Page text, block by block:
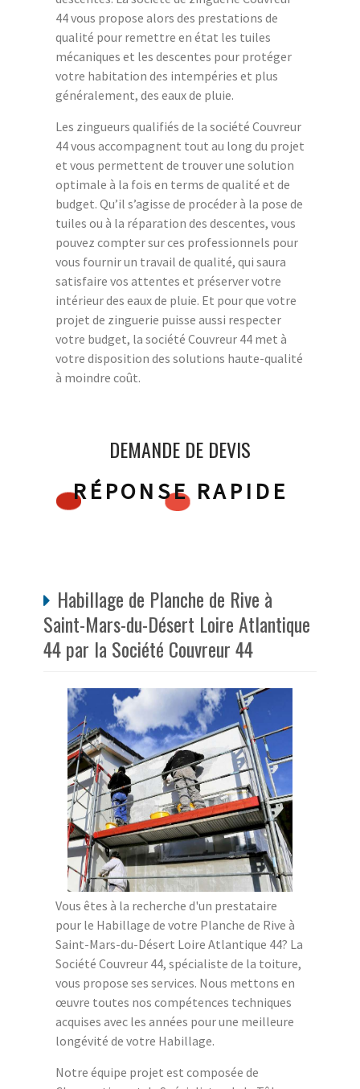
44 vous propose alors des prestations de
qualité pour remettre en état les tuiles
mécaniques et les descentes pour protéger
votre habitation des intempéries et plus
généralement, des eaux de pluie.
Les zingueurs qualifiés de la société Couvreur
44 vous accompagnent tout au long du projet
et vous permettent de trouver une solution
optimale à la fois en terms de qualité et de
budget. Qu’il s’agisse de procéder à la pose de
tuiles ou à la réparation des descentes, vous
pouvez compter sur ces professionnels pour
vous fournir un travail de qualité, qui saura
satisfaire vos attentes et préserver votre
intérieur des eaux de pluie. Et pour que votre
projet de zinguerie puisse aussi respecter
votre budget, la société Couvreur 44 met à
votre disposition des solutions haute-qualité
à moindre coût.
DEMANDE DE DEVIS
RÉPONSE RAPIDE
Habillage de Planche de Rive à
Saint-Mars-du-Désert Loire Atlantique
44 par la Société Couvreur 44
Vous êtes à la recherche d'un prestataire
pour le Habillage de votre Planche de Rive à
Saint-Mars-du-Désert Loire Atlantique 44? La
Société Couvreur 44, spécialiste de la toiture,
vous propose ses services. Nous mettons en
œuvre toutes nos compétences techniques
acquises avec les années pour une meilleure
longévité de votre Habillage.
Notre équipe projet est composée de